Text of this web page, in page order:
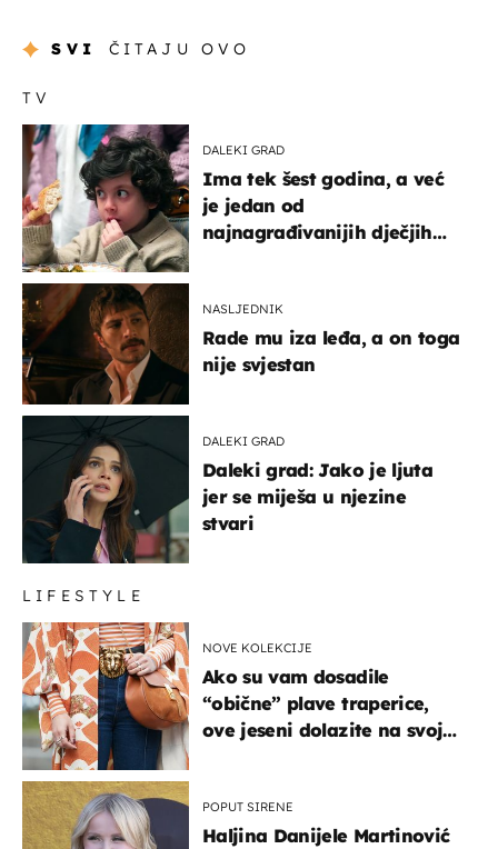
SVI ČITAJU OVO
TV
DALEKI GRAD
Ima tek šest godina, a već
je jedan od
najnagrađivanijih dječjih
NASLJEDNIK
Rade mu iza leđa, a on toga
nije svjestan
DALEKI GRAD
Daleki grad: Jako je ljuta
jer se miješa u njezine
stvari
LIFESTYLE
NOVE KOLEKCIJE
Ako su vam dosadile
“obične” plave traperice,
ove jeseni dolazite na svoje
POPUT SIRENE
Haljina Danijele Martinović